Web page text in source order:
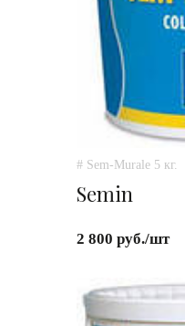
# Sem-Murale 5 кг.
Semin
2 800 руб./шт